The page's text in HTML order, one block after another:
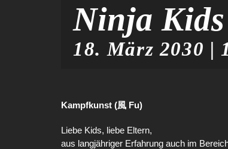
Ninja Kids
18. März 2030 |
Kampfkunst (風 Fu)
Liebe Kids, liebe Eltern,
aus langjähriger Erfahrung auch im